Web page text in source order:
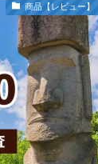
商品【レビュー】